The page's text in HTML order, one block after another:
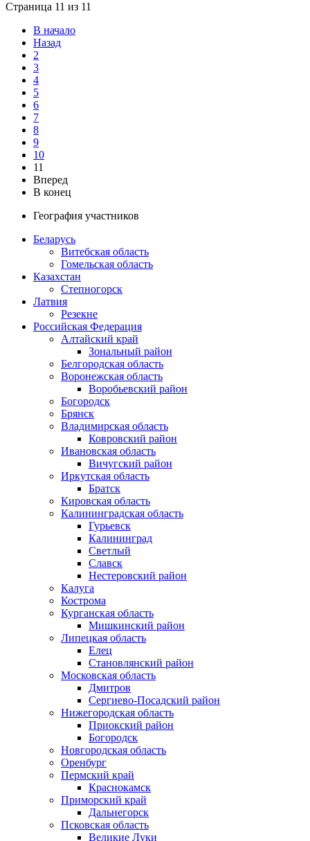
Страница 11 из 11
В начало
Назад
2
3
4
5
6
7
8
9
10
11
Вперед
В конец
География участников
Беларусь
Витебская область
Гомельская область
Казахстан
Степногорск
Латвия
Резекне
Российская Федерация
Алтайский край
Зональный район
Белгородская область
Воронежская область
Воробьевский район
Богородск
Брянск
Владимирская область
Ковровский район
Ивановская область
Вичугский район
Иркутская область
Братск
Кировская область
Калининградская область
Гурьевск
Калининград
Светлый
Славск
Нестеровский район
Калуга
Кострома
Курганская область
Мишкинский район
Липецкая область
Елец
Становлянский район
Московская область
Дмитров
Сергиево-Посадский район
Нижегородская область
Приокский район
Богородск
Новгородская область
Оренбург
Пермский край
Краснокамск
Приморский край
Дальнегорск
Псковская область
Великие Луки